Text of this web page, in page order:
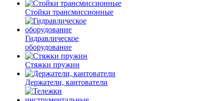
Стойки трансмиссионные
Гидравлическое
оборудование
Стяжки пружин
Держатели, кантователи